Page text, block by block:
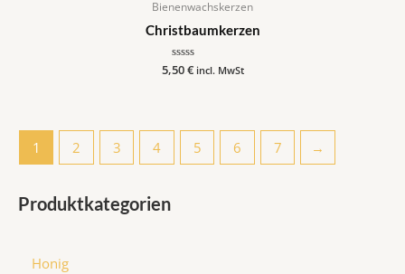
Produktkategorien
Honig
Bienenwachskerzen
Christbaumkerzen
Bewertet
5,50€ incl. MwSt
1 2 3 4 5 6 7 →